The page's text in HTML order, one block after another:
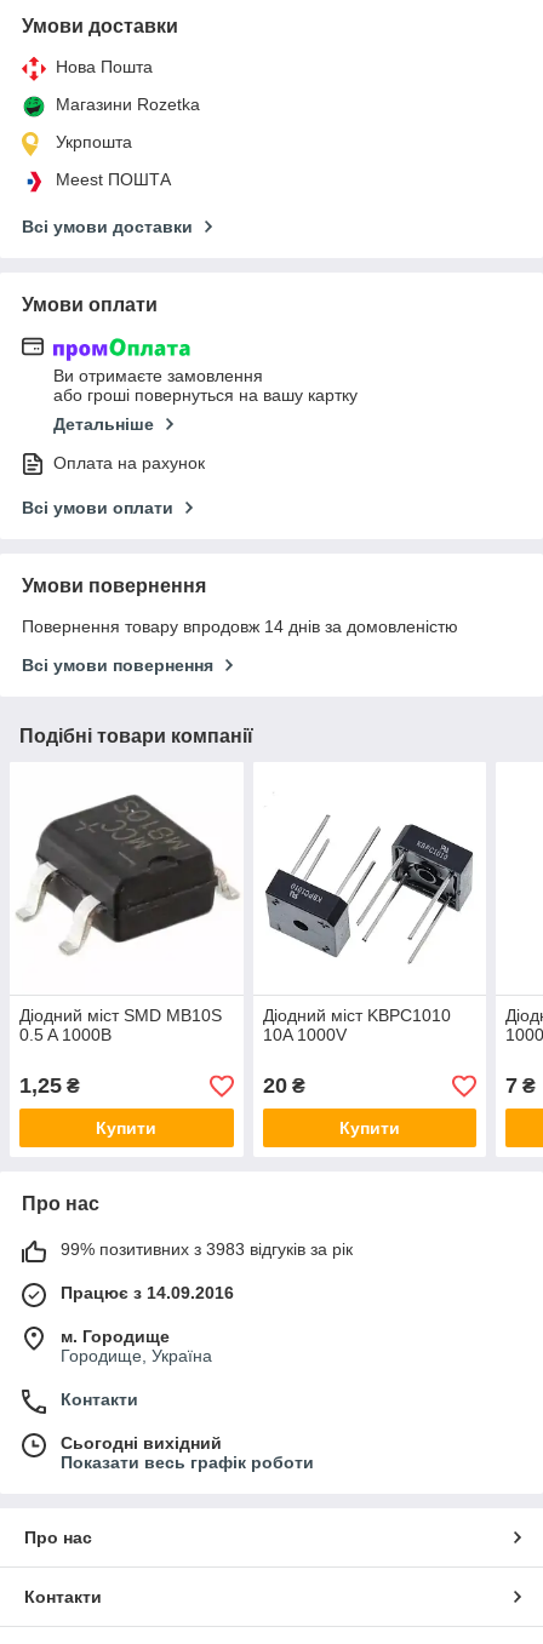
Умови доставки
Нова Пошта
Магазини Rozetka
Укрпошта
Meest ПОШТА
Всі умови доставки
Умови оплати
Ви отримаєте замовлення
або гроші повернуться на вашу картку
Детальніше
Оплата на рахунок
Всі умови оплати
Умови повернення
Повернення товару впродовж 14 днів за домовленістю
Всі умови повернення
Подібні товари компанії
Діодний міст SMD MB10S
0.5 A 1000В
1,25 ₴
Купити
Діодний міст KBPC1010
10A 1000V
20₴
Купити
7 ₴
Про нас
99% позитивних з 3983 відгуків за рік
Працює з 14.09.2016
м. Городище
Городище, Україна
Контакти
Сьогодні вихідний
Показати весь графік роботи
Про нас
Контакти